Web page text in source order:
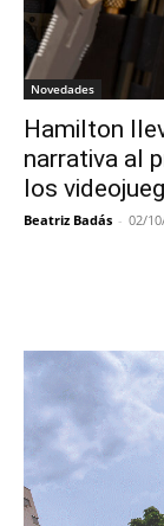
Novedades
Hamilton
narrativa al
los
Beatriz Badás - 02/